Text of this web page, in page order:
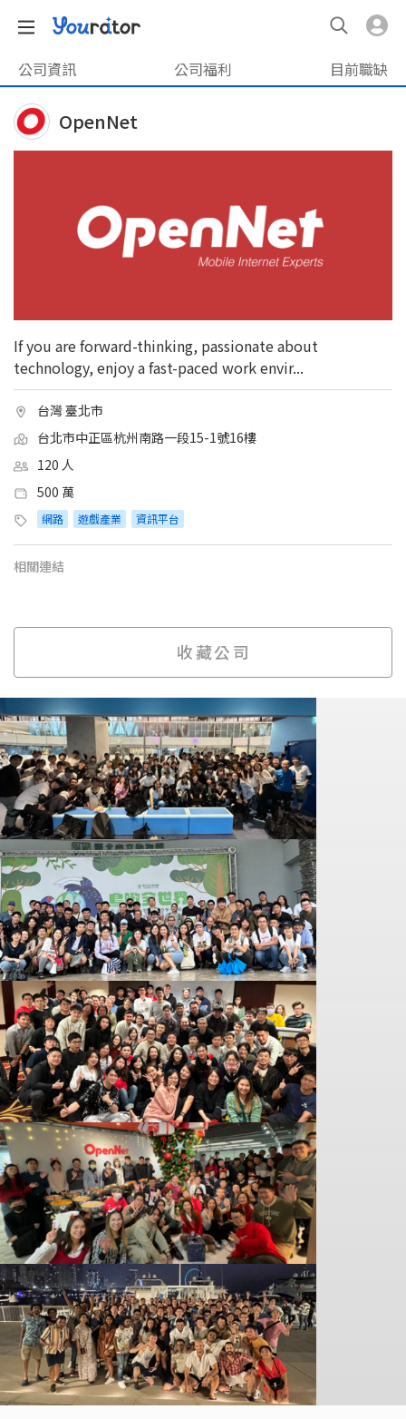
公司資訊 公司福利 目前職缺
OpenNet
If you are forward-thinking, passionate about
technology, enjoy a fast-paced work envir...
台灣 臺北市
台北市中正區杭州南路一段15-1號16樓
120 人
500 萬
網路 遊戲產業 資訊平台
相關連結
收藏公司